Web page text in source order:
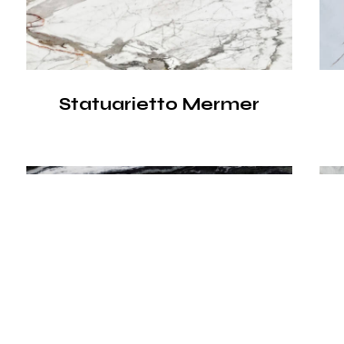
Statuarietto Mermer